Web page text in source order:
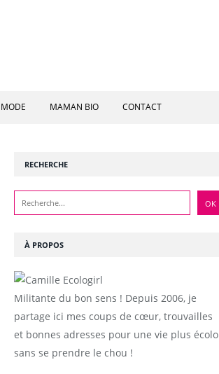
MODE MAMAN BIO CONTACT
RECHERCHE
À PROPOS
Militante du bon sens ! Depuis 2006, je
partage ici mes coups de cœur, trouvailles
et bonnes adresses pour une vie plus écolo
sans se prendre le chou !